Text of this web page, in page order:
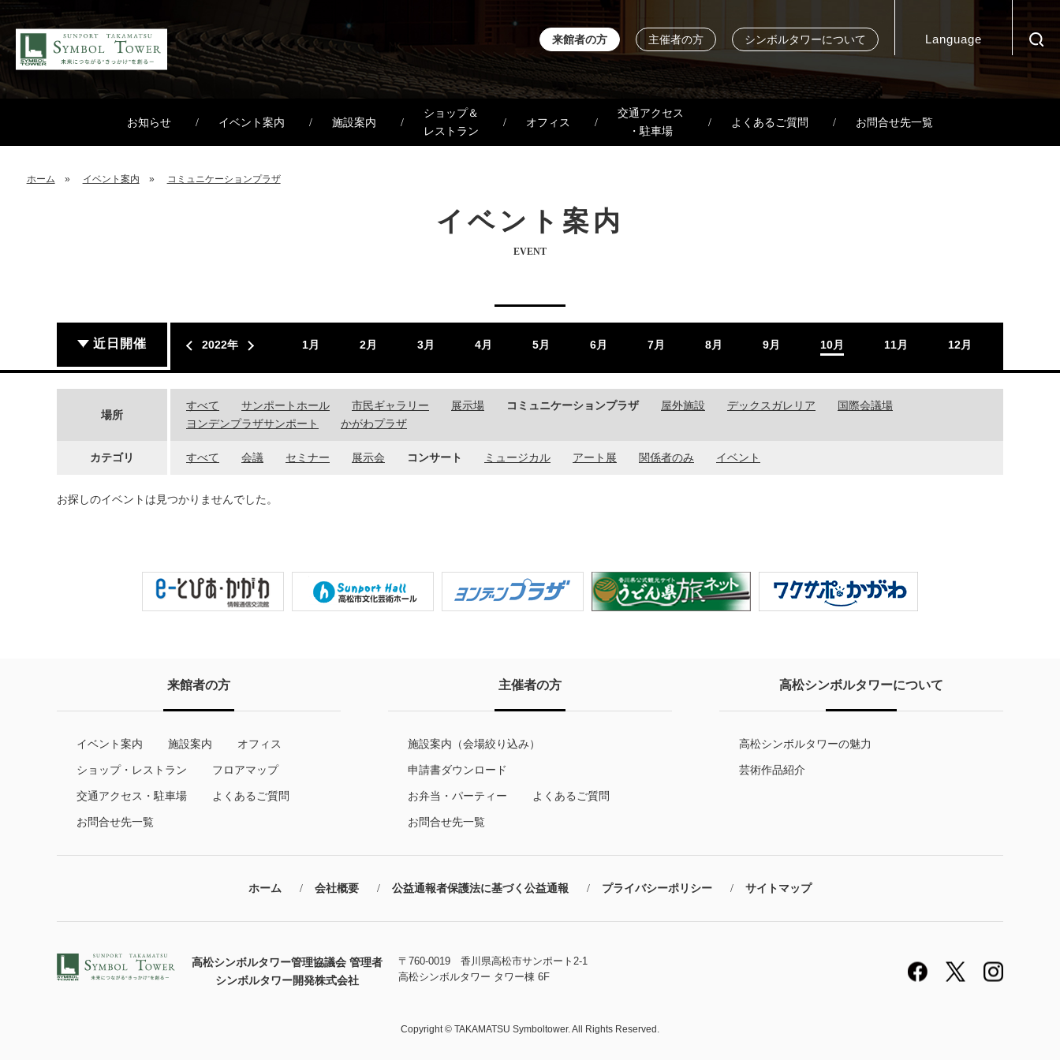
来館者の方 主催者の方 シンボルタワーについて Language
お知らせ イベント案内 施設案内
ショップ＆
レストラン
オフィス
交通アクセス
・駐車場
よくあるご質問 お問合せ先一覧
ホーム イベント案内 コミュニケーションプラザ
イベント案内
EVENT
近日開催 2022年 1月 2月 3月 4月 5月 6月 7月 8月 9月 10月 11月 12月
場所
すべて サンポートホール 市民ギャラリー 展示場 コミュニケーションプラザ 屋外施設 デックスガレリア
国際会議場
ヨンデンプラザサンポート
かがわプラザ
カテゴリ すべて 会議 セミナー 展示会 コンサート ミュージカル アート展 関係者のみ イベント
お探しのイベントは見つかりませんでした。
来館者の方
イベント案内 施設案内 オフィス
ショップ・レストラン フロアマップ
交通アクセス・駐車場 よくあるご質問
お問合せ先一覧
主催者の方
施設案内（会場絞り込み）
申請書ダウンロード
お弁当・パーティー よくあるご質問
お問合せ先一覧
高松シンボルタワーについて
高松シンボルタワーの魅力
芸術作品紹介
ホーム 会社概要 公益通報者保護法に基づく公益通報 プライバシーポリシー サイトマップ
高松シンボルタワー管理協議会 管理者
シンボルタワー開発株式会社
〒760-0019 香川県高松市サンポート2-1
高松シンボルタワー タワー棟 6F
Copyright © TAKAMATSU Symboltower. All Rights Reserved.